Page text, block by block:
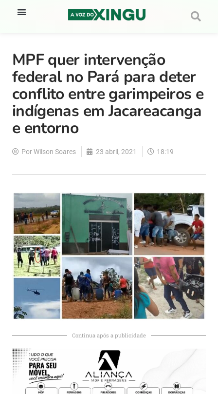
MPF quer intervenção
federal no Pará para deter
conflito entre garimpeiros e
indígenas em Jacareacanga
e entorno
PorWilson Soares 23 abril, 2021 18:19
Continua após a publicidade